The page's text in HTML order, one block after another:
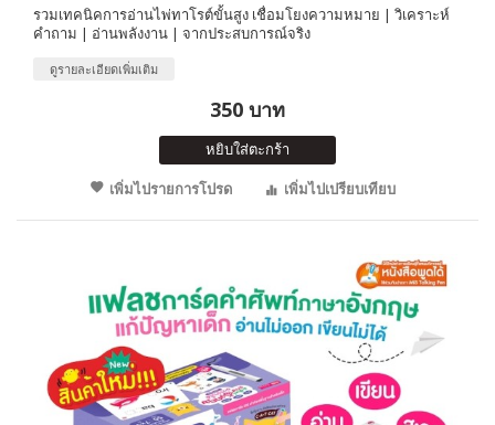
รวมเทคนิคการอ่านไพ่ทาโรต์ขั้นสูง เชื่อมโยงความหมาย | วิเคราะห์
คำถาม | อ่านพลังงาน | จากประสบการณ์จริง
ดูรายละเอียดเพิ่มเติม
350 บาท
หยิบใส่ตะกร้า
เพิ่มไปรายการโปรด
เพิ่มไปเปรียบเทียบ